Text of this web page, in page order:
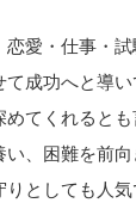
恋愛・仕事・
て成功へと導
てくれるとも
、困難を前
としても人